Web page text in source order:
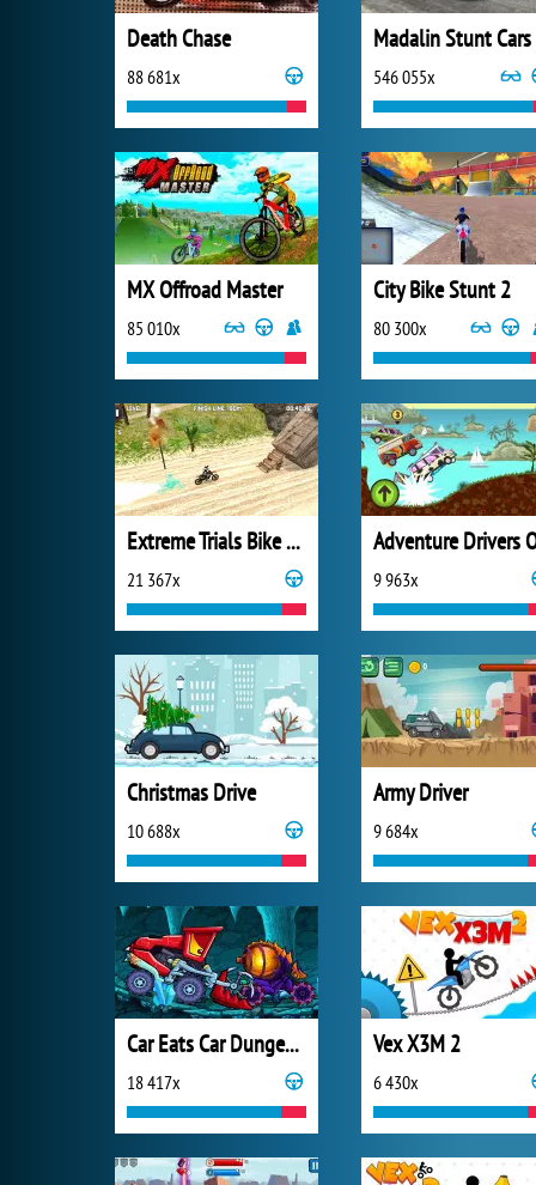
Death Chase
88 681x
Madalin Stunt
546 055x
MX Offroad Master
85 010x
City Bike Stunt 2
80 300x
Extreme Trials Bike 2019
21 367x 9 963x
Christmas Drive
10 688x
Army Driver
9 684x
Car Eats Car Dungeon Adventure
18 417x
Vex X3M 2
6 430x